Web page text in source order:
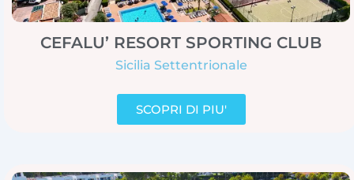
CEFALU’ RESORT SPORTING CLUB
Sicilia Settentrionale
SCOPRI DI PIU'